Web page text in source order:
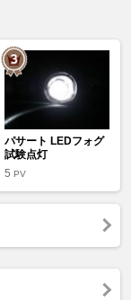
パサート LEDフォグ
試験点灯
5 PV